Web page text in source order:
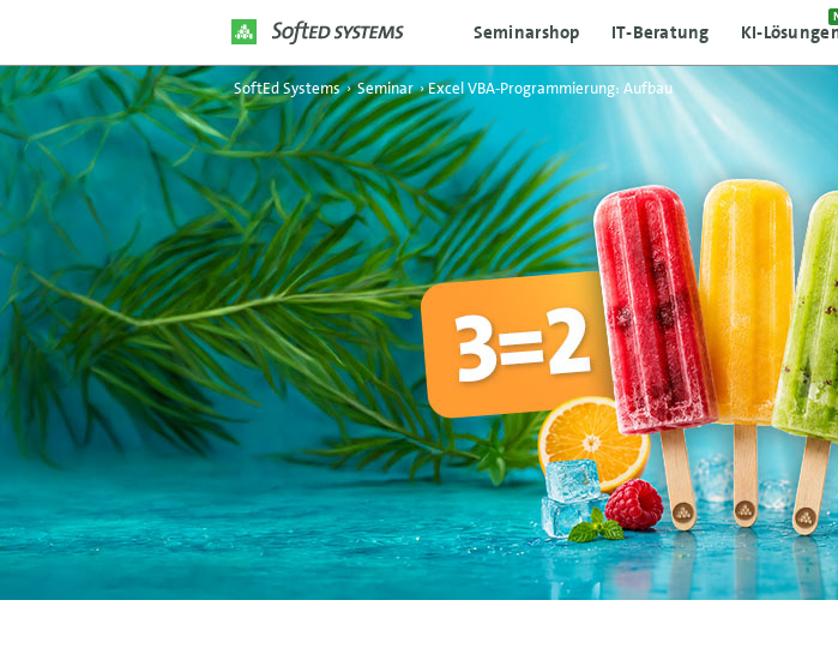
Seminarshop IT-Beratung KI-
SoftEd Systems › Seminar ›Excel VBA-Programmierung: Aufbau